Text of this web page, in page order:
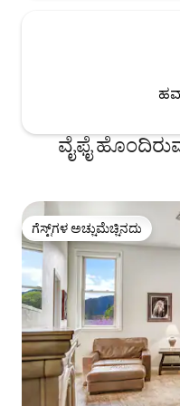
ವೈಫೈ
ಗೆಸ್ಟ್‌ಗಳ ಅಚ್ಚುಮೆಚ್ಚಿನದು
ಗೆಸ್ಟ್‌ಗಳ ಅಚ್ಚುಮೆಚ್ಚಿನದು